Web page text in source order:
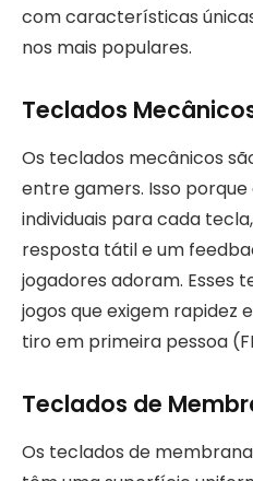
com características
nos mais populares.
Teclados
Os teclados mecânicos
entre gamers. Isso
individuais para cada
resposta tátil e um
jogadores adoram. Esses
jogos que exigem rapidez
tiro em primeira pessoa
Teclados de
Os teclados de